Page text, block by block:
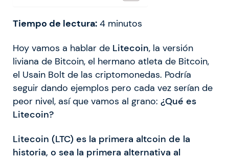
Tiempo de lectura: 4 minutos
Hoy vamos a hablar de Litecoin, la versión
liviana de Bitcoin, el hermano atleta de Bitcoin,
el Usain Bolt de las criptomonedas. Podría
seguir dando ejemplos pero cada vez serían de
peor nivel, así que vamos al grano: ¿Qué es
Litecoin?
Litecoin (LTC) es la primera altcoin de la
historia, o sea la primera alternativa al